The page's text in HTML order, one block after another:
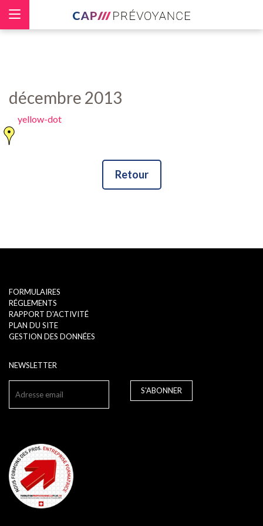
décembre 2013
yellow-dot
Retour
FORMULAIRES
RÉGLEMENTS
RAPPORT D'ACTIVITÉ
PLAN DU SITE
GESTION DES DONNÉES
NEWSLETTER
S'ABONNER
Panneau de gestion des cookies